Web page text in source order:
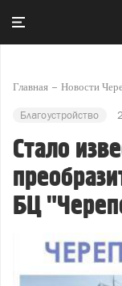
Главная Новости
Благоустройство
Стало
БЦ